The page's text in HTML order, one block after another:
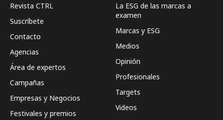
Revista CTRL
Suscríbete
Contacto
Agencias
Área de expertos
Campañas
Empresas y Negocios
Festivales y premios
La ESG de las marcas a
examen
Marcas y ESG
Medios
Opinión
Profesionales
Targets
Videos